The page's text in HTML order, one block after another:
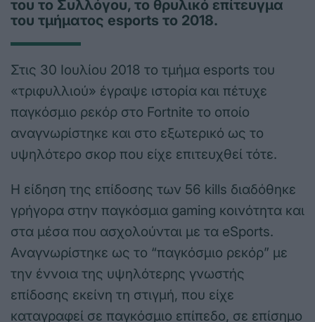
του το Συλλόγου, το θρυλικό επίτευγμα
του τμήματος esports το 2018.
Στις 30 Ιουλίου 2018 το τμήμα esports του
«τριφυλλιού» έγραψε ιστορία και πέτυχε
παγκόσμιο ρεκόρ στο Fortnite το οποίο
αναγνωρίστηκε και στο εξωτερικό ως το
υψηλότερο σκορ που είχε επιτευχθεί τότε.
Η είδηση της επίδοσης των 56 kills διαδόθηκε
γρήγορα στην παγκόσμια gaming κοινότητα και
στα μέσα που ασχολούνται με τα eSports.
Αναγνωρίστηκε ως το “παγκόσμιο ρεκόρ” με
την έννοια της υψηλότερης γνωστής
επίδοσης εκείνη τη στιγμή, που είχε
καταγραφεί σε παγκόσμιο επίπεδο, σε επίσημο